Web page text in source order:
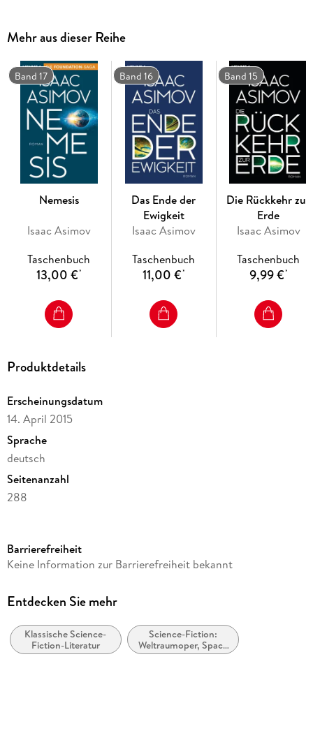
guten Nachrichten für ihn bereit . . .
Mehr aus dieser Reihe
Band 17
Nemesis
Isaac Asimov
Taschenbuch
13,00 €*
Band 16
Das Ende der
Ewigkeit
Isaac Asimov
Taschenbuch
11,00 €*
Band 15
Die Rückkehr zur
Erde
Isaac Asimov
Taschenbuch
9,99 €*
Produktdetails
Erscheinungsdatum
14. April 2015
Sprache
deutsch
Seitenanzahl
288
Autor/Autorin
Übersetzung
Verlag/Hersteller
Heyne Taschenbuch
Barrierefreiheit
Keine Information zur Barrierefreiheit bekannt
Entdecken Sie mehr
Klassische Science-
Fiction-Literatur
Science-Fiction:
Weltraumoper, Space
Opera